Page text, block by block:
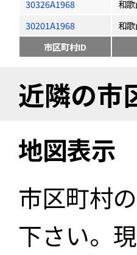
30326A1968
和
30201A1968
和
市区町村ID
近隣の市
地図表示
市区町村
下さい。